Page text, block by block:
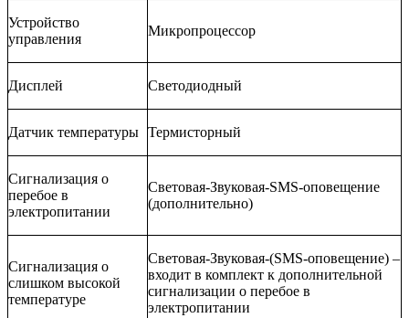
Устройство
управления
Микропроцессор
Дисплей Светодиодный
Датчик температуры Термисторный
Сигнализация о
перебое в
электропитании
Световая-Звуковая-SMS-оповещение
(дополнительно)
Сигнализация о
слишком высокой
температуре
Световая-Звуковая-(SMS-оповещение) –
входит в комплект к дополнительной
сигнализации о перебое в
электропитании